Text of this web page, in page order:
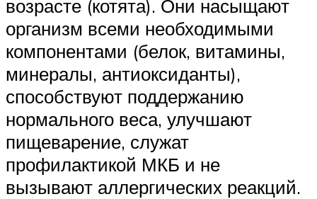
возрасте (котята). Они насыщают
организм всеми необходимыми
компонентами (белок, витамины,
минералы, антиоксиданты),
способствуют поддержанию
нормального веса, улучшают
пищеварение, служат
профилактикой МКБ и не
вызывают аллергических реакций.